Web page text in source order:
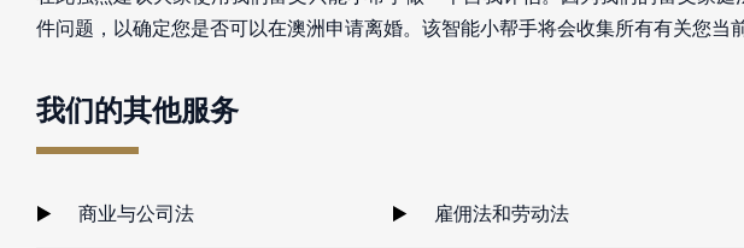
件问题，以确定您是否可以在澳洲申请离婚。该智能小帮手将会收集所有有关您当
我们的其他服务
商业与公司法 雇佣法和劳动法